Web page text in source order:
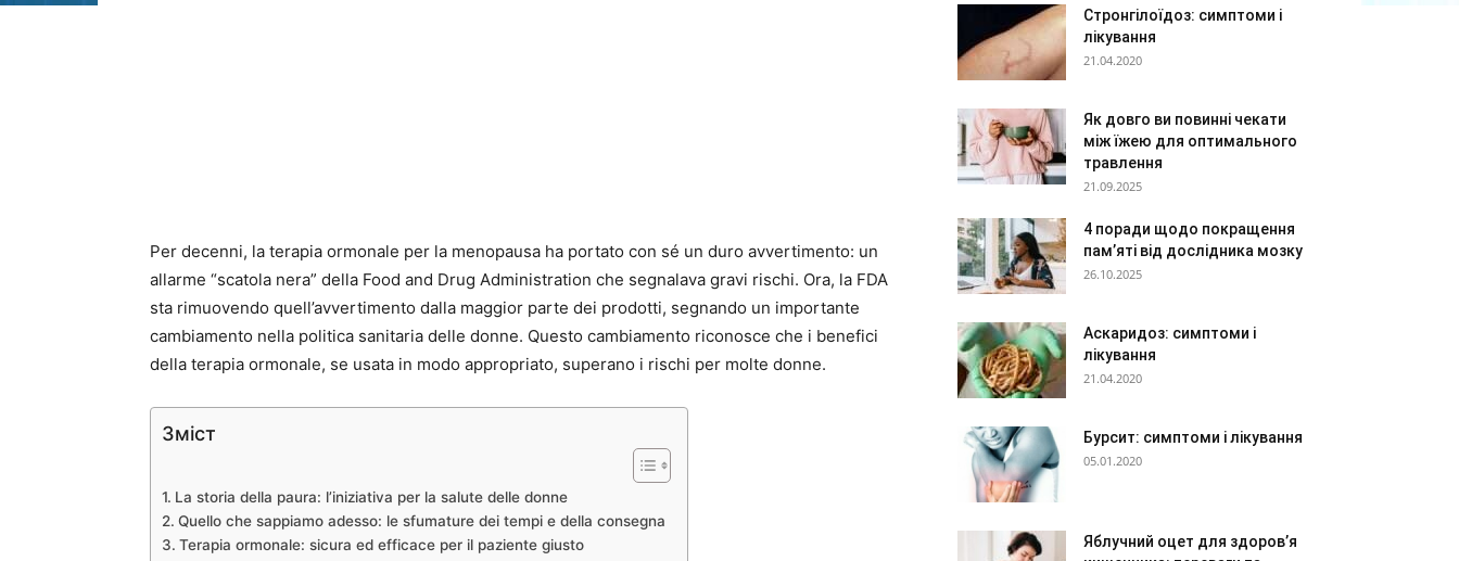
Per decenni, la terapia ormonale per la menopausa ha portato con sé un duro avvertimento: un
allarme “scatola nera” della Food and Drug Administration che segnalava gravi rischi. Ora, la FDA
sta rimuovendo quell’avvertimento dalla maggior parte dei prodotti, segnando un importante
cambiamento nella politica sanitaria delle donne. Questo cambiamento riconosce che i benefici
della terapia ormonale, se usata in modo appropriato, superano i rischi per molte donne.
Зміст
La storia della paura: l’iniziativa per la salute delle donne
Quello che sappiamo adesso: le sfumature dei tempi e della consegna
Terapia ormonale: sicura ed efficace per il paziente giusto
Стронгілоїдоз: симптоми і
лікування
21.04.2020
Як довго ви повинні чекати
між їжею для оптимального
травлення
21.09.2025
4 поради щодо покращення
пам’яті від дослідника мозку
26.10.2025
Аскаридоз: симптоми і
лікування
21.04.2020
Бурсит: симптоми і лікування
05.01.2020
Яблучний оцет для здоров’я